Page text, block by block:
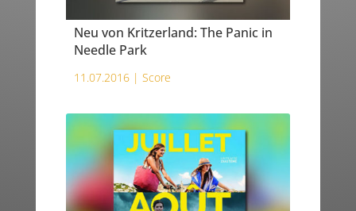
Neu von Kritzerland: The Panic in
Needle Park
11.07.2016 | Score